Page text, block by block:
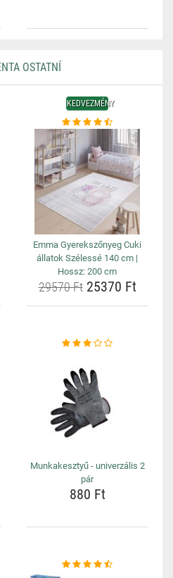
OSTATNÍ
KEDVEZMÉNY
Emma Gyerekszőnyeg Cuki
állatok Szélessé 140 cm |
Hossz: 200 cm
29570 Ft25370 Ft
Munkakesztyű - univerzális 2
pár
880 Ft